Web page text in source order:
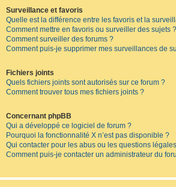
Surveillance et favoris
Quelle est la différence entre les favoris et la
Comment mettre en favoris ou surveiller des sujets ?
Comment surveiller des forums ?
Comment puis-je supprimer mes surveillances de
Fichiers joints
Quels fichiers joints sont autorisés sur ce forum ?
Comment trouver tous mes fichiers joints ?
Concernant phpBB
Qui a développé ce logiciel de forum ?
Pourquoi la fonctionnalité X n’est pas disponible ?
Qui contacter pour les abus ou les questions
Comment puis-je contacter un administrateur du